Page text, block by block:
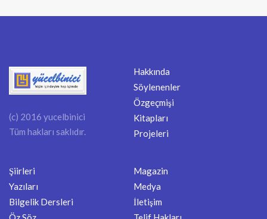
(c) 2016 yucelbinici
Tüm hakları saklıdır.
Hakkında
Söylenenler
Özgeçmişi
Kitapları
Projeleri
Şiirleri
Yazıları
Bilgelik Dersleri
Magazin
Medya
İletişim